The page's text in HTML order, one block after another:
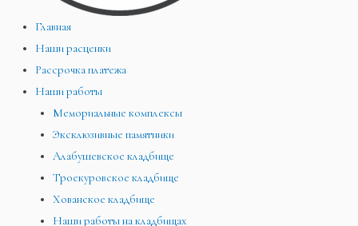
Главная
Наши расценки
Рассрочка платежа
Наши работы
Мемориальные комплексы
Эксклюзивные памятники
Алабушевское кладбище
Троекуровское кладбище
Хованское кладбище
Наши работы на кладбищах